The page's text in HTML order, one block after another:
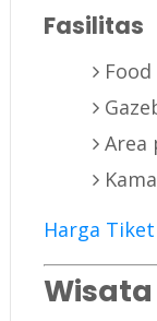
Fasilitas
Area
Harga